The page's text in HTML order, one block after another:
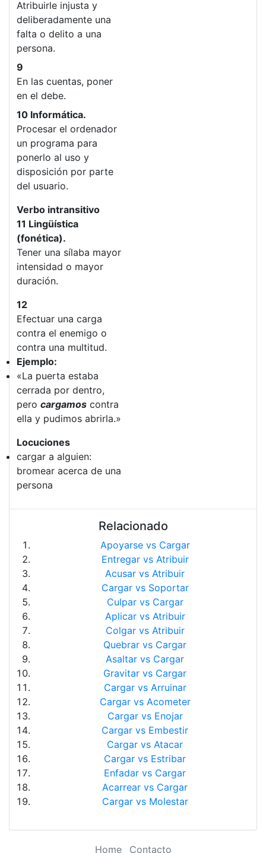
Atribuirle injusta y
deliberadamente una
falta o delito a una
persona.
9
En las cuentas, poner
en el debe.
10 Informática.
Procesar el ordenador
un programa para
ponerlo al uso y
disposición por parte
del usuario.
Verbo intransitivo
11 Lingüística
(fonética).
Tener una sílaba mayor
intensidad o mayor
duración.
12
Efectuar una carga
contra el enemigo o
contra una multitud.
Ejemplo:
«La puerta estaba
cerrada por dentro,
pero cargamos contra
ella y pudimos abrirla.»
Locuciones
cargar a alguien:
bromear acerca de una
persona
Relacionado
Apoyarse vs Cargar
Entregar vs Atribuir
Acusar vs Atribuir
Cargar vs Soportar
Culpar vs Cargar
Aplicar vs Atribuir
Colgar vs Atribuir
Quebrar vs Cargar
Asaltar vs Cargar
Gravitar vs Cargar
Cargar vs Arruinar
Cargar vs Acometer
Cargar vs Enojar
Cargar vs Embestir
Cargar vs Atacar
Cargar vs Estribar
Enfadar vs Cargar
Acarrear vs Cargar
Cargar vs Molestar
Home Contacto